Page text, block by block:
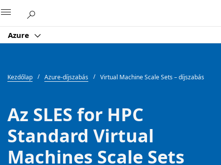
Azure
Kezdőlap Azure-díjszabás Virtual Machine Scale Sets – díjszabás
Az SLES for HPC
Standard Virtual
Machines Scale Sets